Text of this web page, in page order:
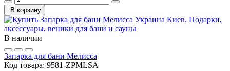
В корзину
В наличии
Запарка для бани Мелисса
Код товара: 9581-ZPMLSA